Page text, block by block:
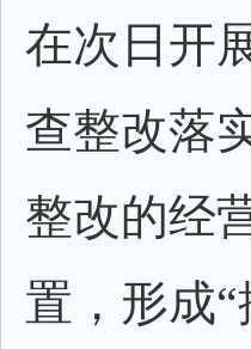
在次日开
查整改落
整改的经
置，形成